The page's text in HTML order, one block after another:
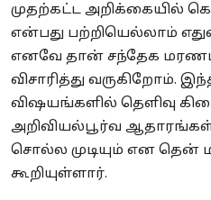
முதற்கட்ட
என்பது பற்றியெல்லாம்
எனவே தான் சந்தேக
விசாரித்து வருகிறோம்.
விஷயங்களில் தெளிவு
அறிவியல்பூர்வ
சொல்ல முடியும் என
கூறியுள்ளார்.